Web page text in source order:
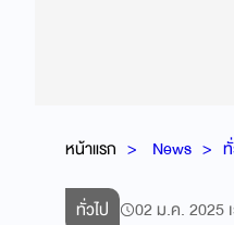
หน้าแรก News
ทั่วไป 02 ม.ค. 2025